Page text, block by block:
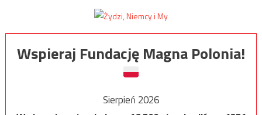
Wspieraj Fundację Magna Polonia!
Sierpień 2026